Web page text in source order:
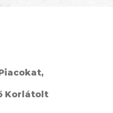
Piacokat,
Korlátolt